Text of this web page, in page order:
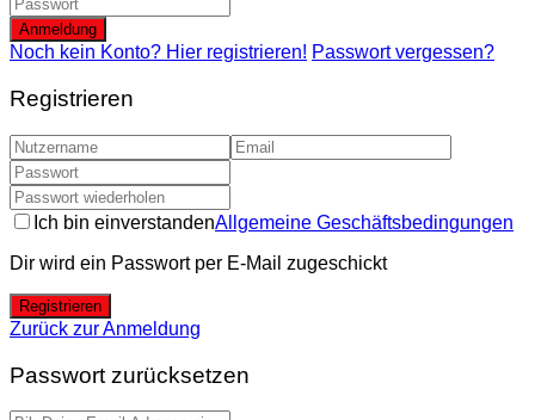
Anmeldung
Noch kein Konto? Hier registrieren! Passwort vergessen?
Registrieren
Ich bin einverstandenAllgemeine Geschäftsbedingungen
Dir wird ein Passwort per E-Mail zugeschickt
Registrieren
Zurück zur Anmeldung
Passwort zurücksetzen